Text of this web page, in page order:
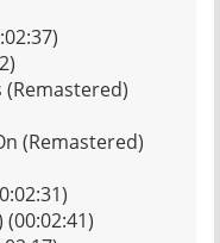
(Remastered)
(Remastered)